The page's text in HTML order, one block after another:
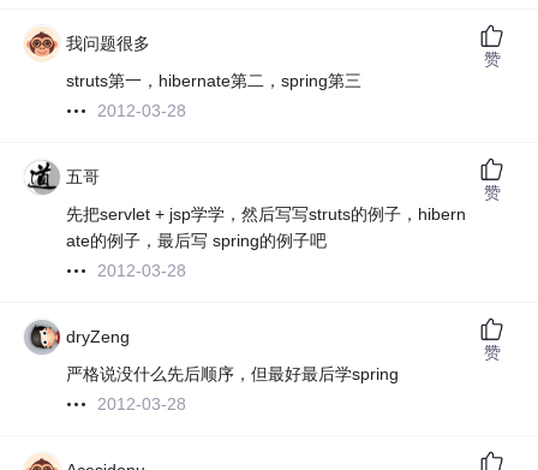
我问题很多
struts第一，hibernate第二，spring第三
2012-03-28
赞
五哥
先把servlet + jsp学学，然后写写struts的例子，hibern
ate的例子，最后写 spring的例子吧
2012-03-28
赞
dryZeng
严格说没什么先后顺序，但最好最后学spring
2012-03-28
赞